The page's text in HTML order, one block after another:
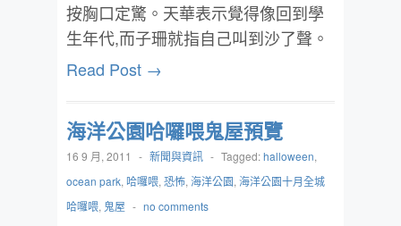
按胸口定驚。天華表示覺得像回到學
生年代,而子珊就指自己叫到沙了聲。
Read Post →
海洋公園哈囉喂鬼屋預覽
16 9 月, 2011 - 新聞與資訊 - Tagged:halloween,
ocean park, 哈囉喂, 恐怖, 海洋公園, 海洋公園十月全城
哈囉喂, 鬼屋 - no comments